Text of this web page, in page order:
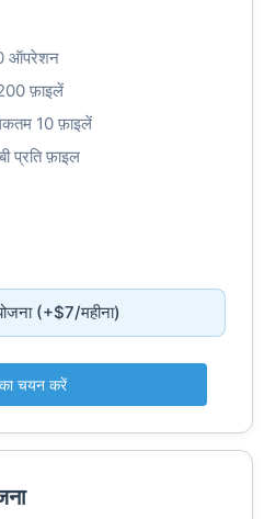
ऑपरेशन
फ़ाइलें
10 फ़ाइलें
प्रति फ़ाइल
(+$7/महीना)
का चयन करें